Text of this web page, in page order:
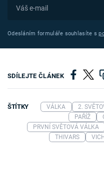
Odesláním formuláře souhlasíte s
SDÍLEJTE ČLÁNEK
ŠTÍTKY VÁLKA 2.
PAŘÍŽ
PRVNÍ SVĚTOVÁ VÁLKA
THIVARS